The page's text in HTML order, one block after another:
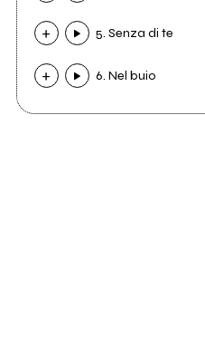
5. Senza di te
6. Nel buio